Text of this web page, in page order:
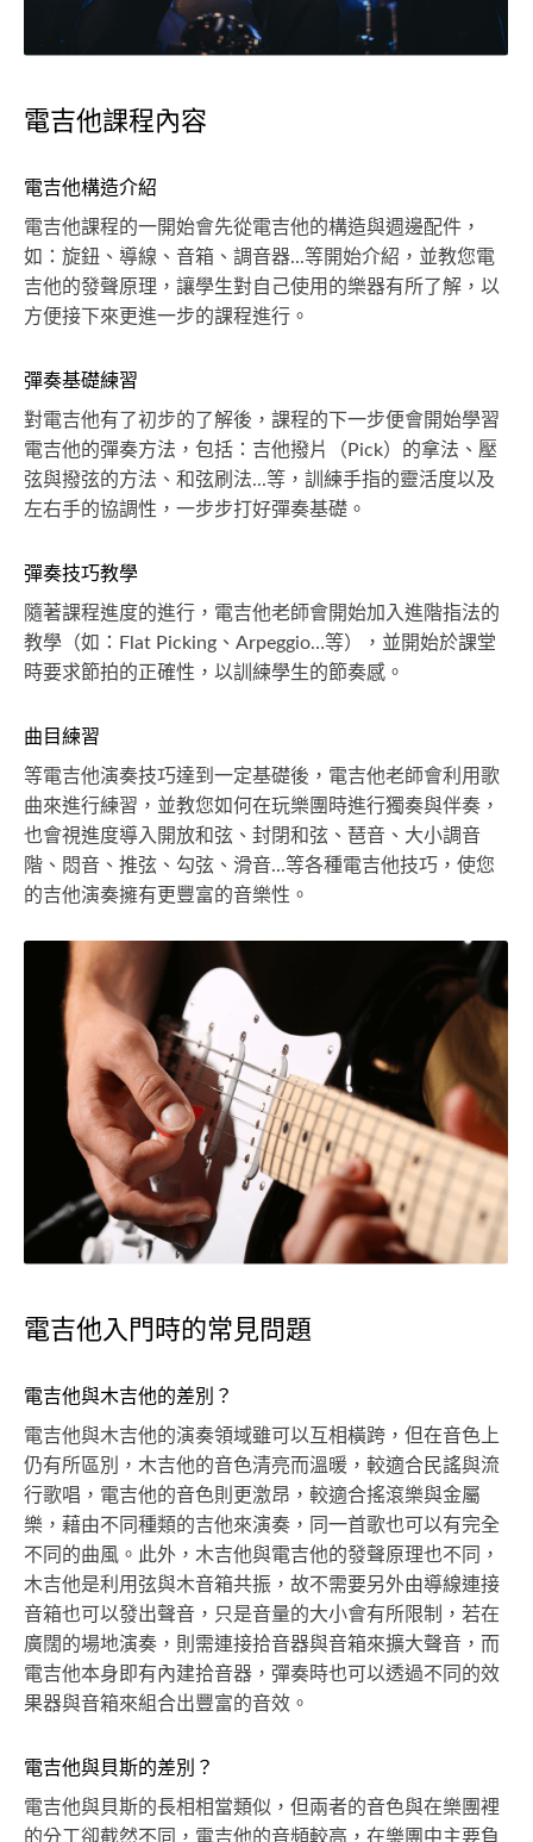
電吉他課程內容
電吉他構造介紹
電吉他課程的一開始會先從電吉他的構造與週邊配件，
如：旋鈕、導線、音箱、調音器...等開始介紹，並教您電
吉他的發聲原理，讓學生對自己使用的樂器有所了解，以
方便接下來更進一步的課程進行。
彈奏基礎練習
對電吉他有了初步的了解後，課程的下一步便會開始學習
電吉他的彈奏方法，包括：吉他撥片（Pick）的拿法、壓
弦與撥弦的方法、和弦刷法...等，訓練手指的靈活度以及
左右手的協調性，一步步打好彈奏基礎。
彈奏技巧教學
隨著課程進度的進行，電吉他老師會開始加入進階指法的
教學（如：Flat Picking、Arpeggio…等），並開始於課堂
時要求節拍的正確性，以訓練學生的節奏感。
曲目練習
等電吉他演奏技巧達到一定基礎後，電吉他老師會利用歌
曲來進行練習，並教您如何在玩樂團時進行獨奏與伴奏，
也會視進度導入開放和弦、封閉和弦、琶音、大小調音
階、悶音、推弦、勾弦、滑音...等各種電吉他技巧，使您
的吉他演奏擁有更豐富的音樂性。
電吉他入門時的常見問題
電吉他與木吉他的差別？
電吉他與木吉他的演奏領域雖可以互相橫跨，但在音色上
仍有所區別，木吉他的音色清亮而溫暖，較適合民謠與流
行歌唱，電吉他的音色則更激昂，較適合搖滾樂與金屬
樂，藉由不同種類的吉他來演奏，同一首歌也可以有完全
不同的曲風。此外，木吉他與電吉他的發聲原理也不同，
木吉他是利用弦與木音箱共振，故不需要另外由導線連接
音箱也可以發出聲音，只是音量的大小會有所限制，若在
廣闊的場地演奏，則需連接拾音器與音箱來擴大聲音，而
電吉他本身即有內建拾音器，彈奏時也可以透過不同的效
果器與音箱來組合出豐富的音效。
電吉他與貝斯的差別？
電吉他與貝斯的長相相當類似，但兩者的音色與在樂團裡
的分工卻截然不同，電吉他的音頻較高，在樂團中主要負